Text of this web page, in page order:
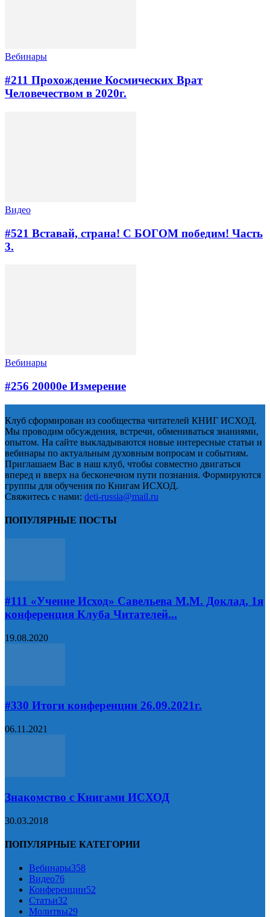
Вебинары
#211 Прохождение Космических Врат
Человечеством в 2020г.
Видео
#521 Вставай, страна! С БОГОМ победим! Часть
3.
Вебинары
#256​ 20000е Измерение
Клуб сформирован из сообщества читателей КНИГ ИСХОД.
Мы проводим обсуждения, встречи, обмениваться знаниями,
опытом. На сайте выкладываются новые интересные статьи и
вебинары по актуальным духовным вопросам и событиям.
Приглашаем Вас в наш клуб, чтобы совместно двигаться
вперед и вверх на бесконечном пути познания. Формируются
группы для обучения по Книгам ИСХОД.
Свяжитесь с нами: deti-russia@mail.ru
ПОПУЛЯРНЫЕ ПОСТЫ
#111 «Учение Исход» Савельева М.М. Доклад, 1я
конференция Клуба Читателей...
19.08.2020
#330 Итоги конференции 26.09.2021г.
06.11.2021
Знакомство с Книгами ИСХОД
30.03.2018
ПОПУЛЯРНЫЕ КАТЕГОРИИ
Вебинары358
Видео76
Конференции52
Статьи32
Молитвы29